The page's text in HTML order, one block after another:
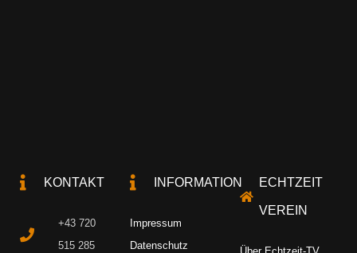
KONTAKT
+43 720
515 285
INFORMATION
Impressum
Datenschutz
ECHTZEIT
VEREIN